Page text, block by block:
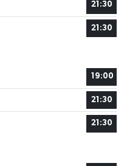
21:30
21:30
19:00
21:30
21:30